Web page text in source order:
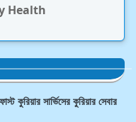
Health
কুরিয়ার সার্ভিসের কুরিয়ার সেবার